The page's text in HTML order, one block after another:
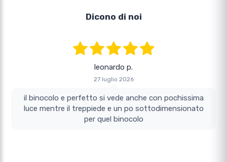
Dicono di noi
leonardo p.
27 luglio 2026
il binocolo e perfetto si vede anche con pochissima
luce mentre il treppiede e un po sottodimensionato
per quel binocolo